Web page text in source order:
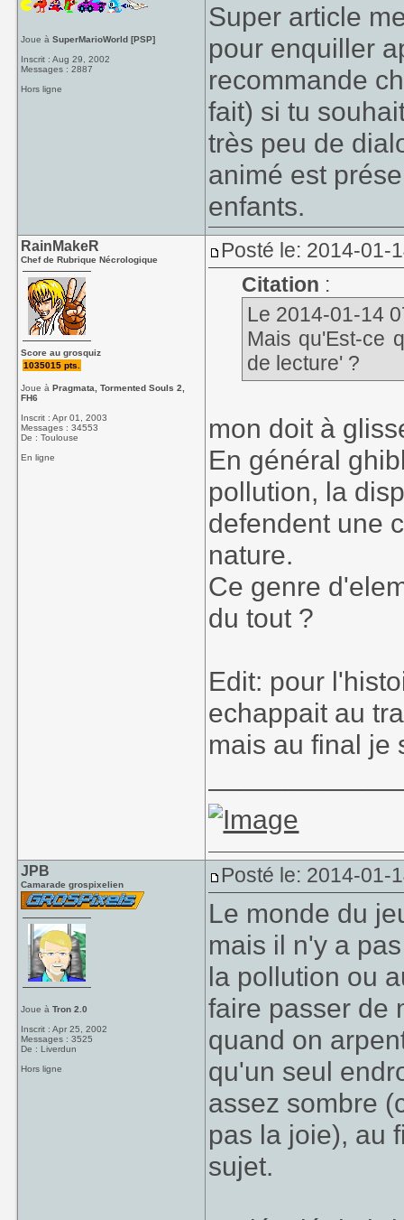
Joue àSuperMarioWorld [PSP]
Inscrit : Aug 29, 2002
Messages : 2887
Hors ligne
Super article
pour enquiller
recommande
fait) si tu
très peu de
animé est
enfants.
RainMakeR
Chef de Rubrique Nécrologique
Score au grosquiz
1035015 pts.
Joue àPragmata, Tormented Souls 2,
FH6
Inscrit : Apr 01, 2003
Messages : 34553
De : Toulouse
En ligne
Posté le: 2014-01-
Citation :
Le 2014-01-14
Mais qu'Est-ce
de lecture' ?
mon doit à
En général
pollution, la
defendent une
nature.
Ce genre
du tout ?
Edit: pour
echappait au
mais au final je
JPB
Camarade grospixelien
Joue àTron 2.0
Inscrit : Apr 25, 2002
Messages : 3525
De : Liverdun
Hors ligne
Posté le: 2014-01-
Le monde du
mais il n'y a
la pollution ou
faire passer de
quand on
qu'un seul
assez sombre
pas la joie), au
sujet.